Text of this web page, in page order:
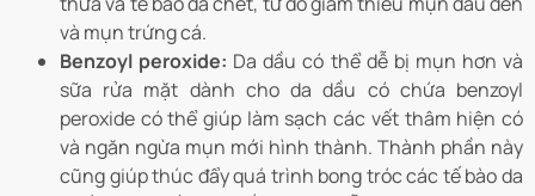
và mụn trứng cá.
Benzoyl peroxide: Da dầu có thể dễ bị mụn hơn và
sữa rửa mặt dành cho da dầu có chứa benzoyl
peroxide có thể giúp làm sạch các vết thâm hiện có
và ngăn ngừa mụn mới hình thành. Thành phần này
cũng giúp thúc đẩy quá trình bong tróc các tế bào da